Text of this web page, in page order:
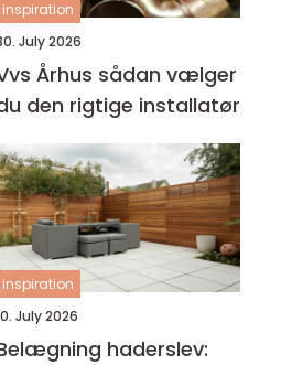
inspiration
July 2026
Århus sådan vælger
den rigtige installatør
inspiration
July 2026
haderslev: